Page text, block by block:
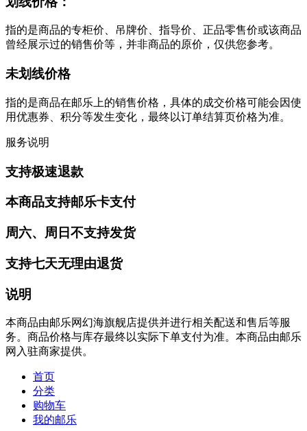
指的是商品的专柜价、吊牌价、指导价、正品零售价或该商品
曾经展示过的销售价等，并非商品的原价，仅供您参考。
未划线价格
指的是商品在邮乐上的销售价格，具体的成交价格可能会因使
用优惠券、积分等发生变化，最终以订单结算页价格为准。
服务说明
支持极速退款
本商品支持邮乐卡支付
周六、周日不支持发货
支持七天无理由退货
说明
本商品由邮乐网幻海旗舰店提供并进行相关配送和售后等服
务。商品价格与库存最终以实际下单支付为准。本商品由邮乐
网入驻商家提供。
首页
分类
购物车
我的邮乐